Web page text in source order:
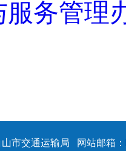
服务管理
山市交通运输局 网站邮箱